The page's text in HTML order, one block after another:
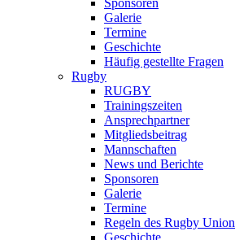
Sponsoren
Galerie
Termine
Geschichte
Häufig gestellte Fragen
Rugby
RUGBY
Trainingszeiten
Ansprechpartner
Mitgliedsbeitrag
Mannschaften
News und Berichte
Sponsoren
Galerie
Termine
Regeln des Rugby Union
Geschichte